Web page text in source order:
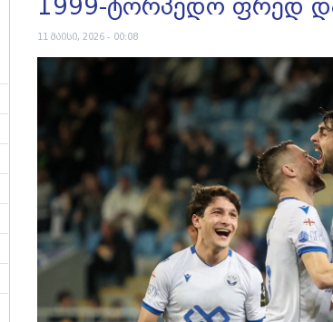
1999-ტორპედო ფრედ
11 მაისი, 2026 - 00:08